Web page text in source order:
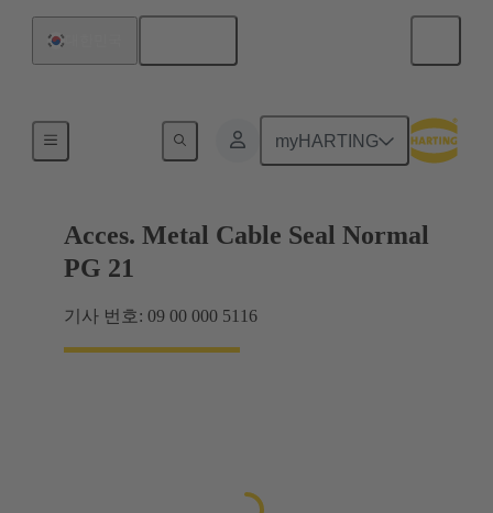
myHARTING
케이블 글랜드
Acces. Metal Cable Seal Normal
PG 21
기사 번호: 09 00 000 5116